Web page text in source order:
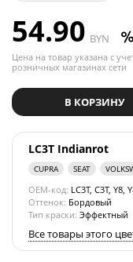
54.90 BYN
Цена на товар указана с
розничных магазинах сети
В КОРЗИНУ
LC3T Indianrot
CUPRA SEAT
OEM-код: LC3T, C3T, Y8,
Оттенок: Бордовый
Тип краски: Эффектный
Все товары этого